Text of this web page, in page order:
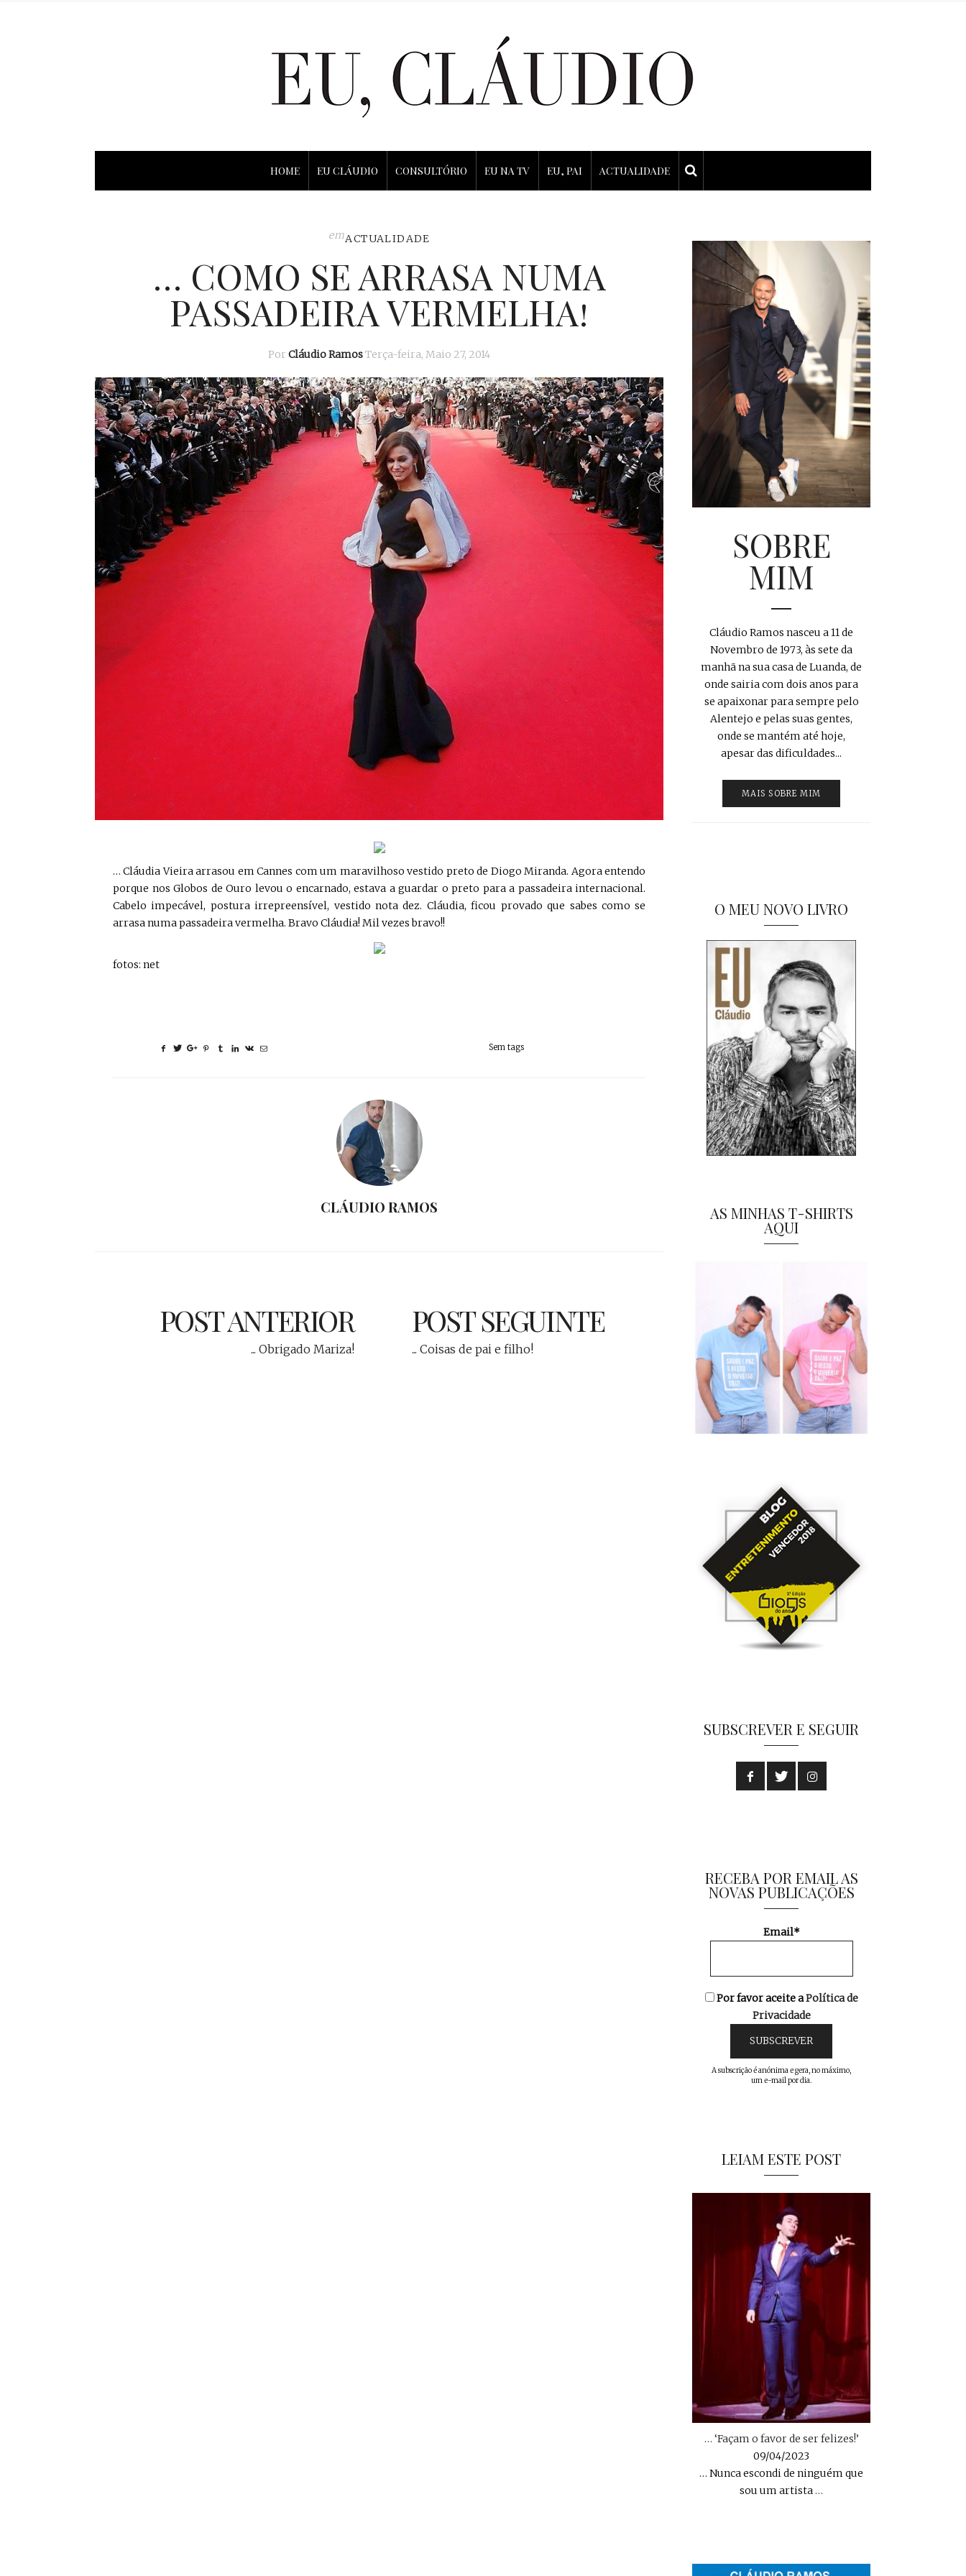
HOME EU CLÁUDIO CONSULTÓRIO EU NA TV EU, PAI ACTUALIDADE
emACTUALIDADE
… COMO SE ARRASA NUMA
PASSADEIRA VERMELHA!
PorCláudio RamosTerça-feira, Maio 27, 2014
… Cláudia Vieira arrasou em Cannes com um maravilhoso vestido preto de Diogo Miranda. Agora entendo
porque nos Globos de Ouro levou o encarnado, estava a guardar o preto para a passadeira internacional.
Cabelo impecável, postura irrepreensível, vestido nota dez. Cláudia, ficou provado que sabes como se
arrasa numa passadeira vermelha. Bravo Cláudia! Mil vezes bravo!!
fotos: net
Sem tags
CLÁUDIO RAMOS
POST ANTERIOR
... Obrigado Mariza!
POST SEGUINTE
... Coisas de pai e filho!
SOBRE
MIM
Cláudio Ramos nasceu a 11 de
Novembro de 1973, às sete da
manhã na sua casa de Luanda, de
onde sairia com dois anos para
se apaixonar para sempre pelo
Alentejo e pelas suas gentes,
onde se mantém até hoje,
apesar das dificuldades...
MAIS SOBRE MIM
O MEU NOVO LIVRO
AS MINHAS T-SHIRTS
AQUI
SUBSCREVER E SEGUIR
RECEBA POR EMAIL AS
NOVAS PUBLICAÇÕES
Email*
Por favor aceite aPolítica de
Privacidade
A subscrição é anónima e gera, no máximo,
um e-mail por dia.
LEIAM ESTE POST
… ‘Façam o favor de ser felizes!’
09/04/2023
… Nunca escondi de ninguém que
sou um artista…